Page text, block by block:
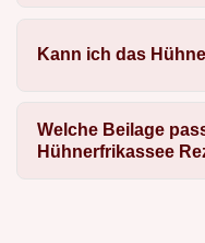
Kann ich das
Welche Beilage
Hühnerfrikassee